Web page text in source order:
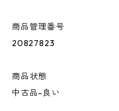
商品管理番号
20827823
商品状態
中古品-良い